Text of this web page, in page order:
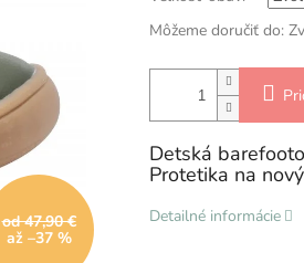
od 47,90 €
až –37 %
Môžeme doručiť do:
Detská
Protetika na
Detailné informácie